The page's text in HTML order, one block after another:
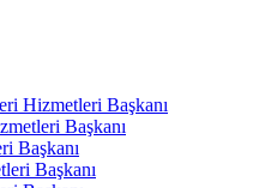
Hizmetleri Başkanı
Başkanı
Başkanı
Başkanı